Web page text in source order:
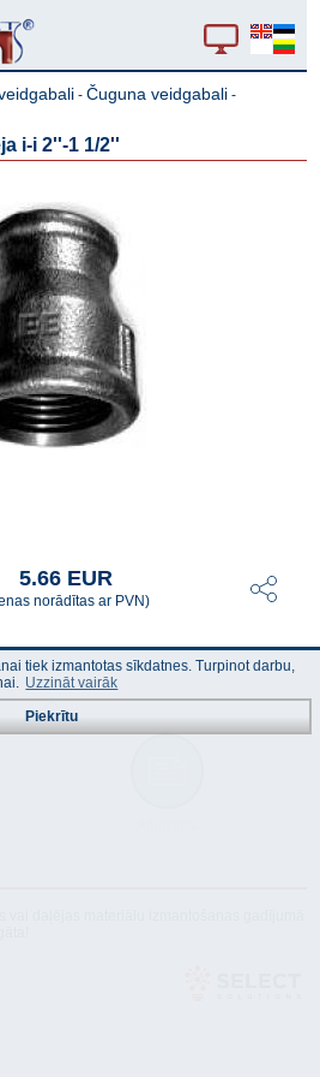
-Čuguna veidgabali -
i-i 2''-1 1/2''
5.66 EUR
norādītas ar PVN)
tiek izmantotas sīkdatnes. Turpinot darbu,
Uzzināt vairāk
Piekrītu